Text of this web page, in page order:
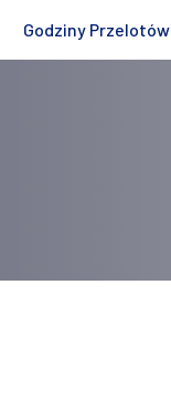
Godziny Przelotów